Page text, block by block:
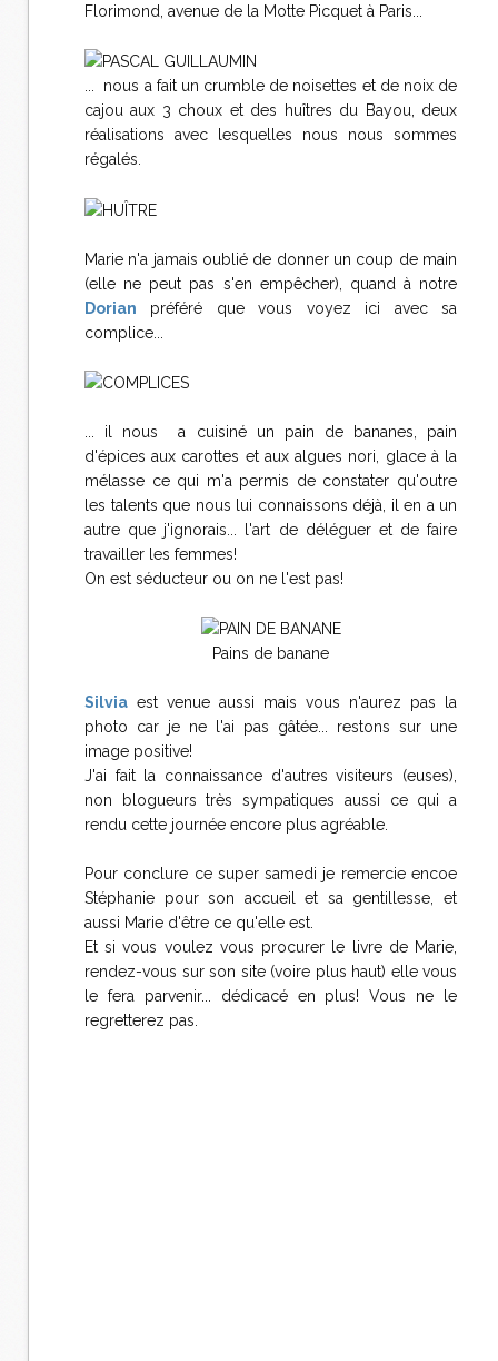
Florimond, avenue de la Motte Picquet à Paris...
... nous a fait un crumble de noisettes et de noix de
cajou aux 3 choux et des huîtres du Bayou, deux
réalisations avec lesquelles nous nous sommes
régalés.
Marie n'a jamais oublié de donner un coup de main
(elle ne peut pas s'en empêcher), quand à notre
Dorian préféré que vous voyez ici avec sa
complice...
... il nous a cuisiné un pain de bananes, pain
d'épices aux carottes et aux algues nori, glace à la
mélasse ce qui m'a permis de constater qu'outre
les talents que nous lui connaissons déjà, il en a un
autre que j'ignorais... l'art de déléguer et de faire
travailler les femmes!
On est séducteur ou on ne l'est pas!
Pains de banane
Silvia est venue aussi mais vous n'aurez pas la
photo car je ne l'ai pas gâtée... restons sur une
image positive!
J'ai fait la connaissance d'autres visiteurs (euses),
non blogueurs très sympatiques aussi ce qui a
rendu cette journée encore plus agréable.
Pour conclure ce super samedi je remercie encoe
Stéphanie pour son accueil et sa gentillesse, et
aussi Marie d'être ce qu'elle est.
Et si vous voulez vous procurer le livre de Marie,
rendez-vous sur son site (voire plus haut) elle vous
le fera parvenir... dédicacé en plus! Vous ne le
regretterez pas.